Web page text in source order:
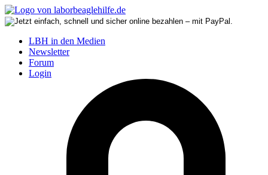
LBH in den Medien
Newsletter
Forum
Login